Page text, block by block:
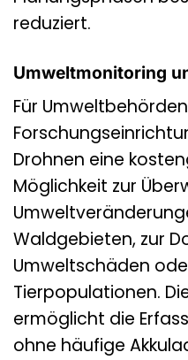
reduziert.
Umweltmonitoring
Für
Drohnen eine
Möglichkeit zur
Waldgebieten, zur
Umweltschäden
Tierpopulationen.
ermöglicht die
ohne häufige